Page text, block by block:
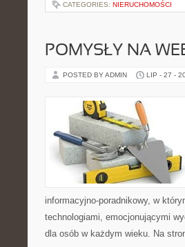
CATEGORIES: NIERUCHOMOŚCI
POMYSŁY NA
POSTED BY ADMIN LIP - 27 -
informacyjno-poradnikowy, w
technologiami, emocjonującymi
dla osób w każdym wieku. Na